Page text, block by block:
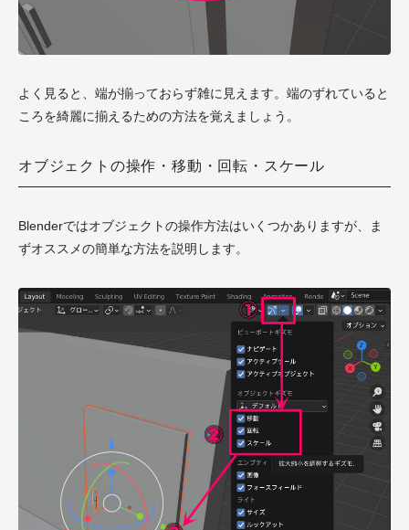
よく見ると、端が揃っておらず雑に見えます。端のずれていると
ころを綺麗に揃えるための方法を覚えましょう。
オブジェクトの操作・移動・回転・スケール
Blenderではオブジェクトの操作方法はいくつかありますが、ま
ずオススメの簡単な方法を説明します。